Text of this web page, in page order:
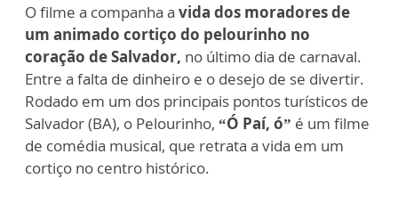
O filme a companha a vida dos moradores de
um animado cortiço do pelourinho no
coração de Salvador, no último dia de carnaval.
Entre a falta de dinheiro e o desejo de se divertir.
Rodado em um dos principais pontos turísticos de
Salvador (BA), o Pelourinho, “Ó Paí, ó” é um filme
de comédia musical, que retrata a vida em um
cortiço no centro histórico.